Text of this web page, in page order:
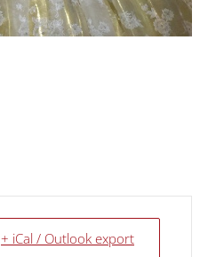
+ iCal / Outlook export